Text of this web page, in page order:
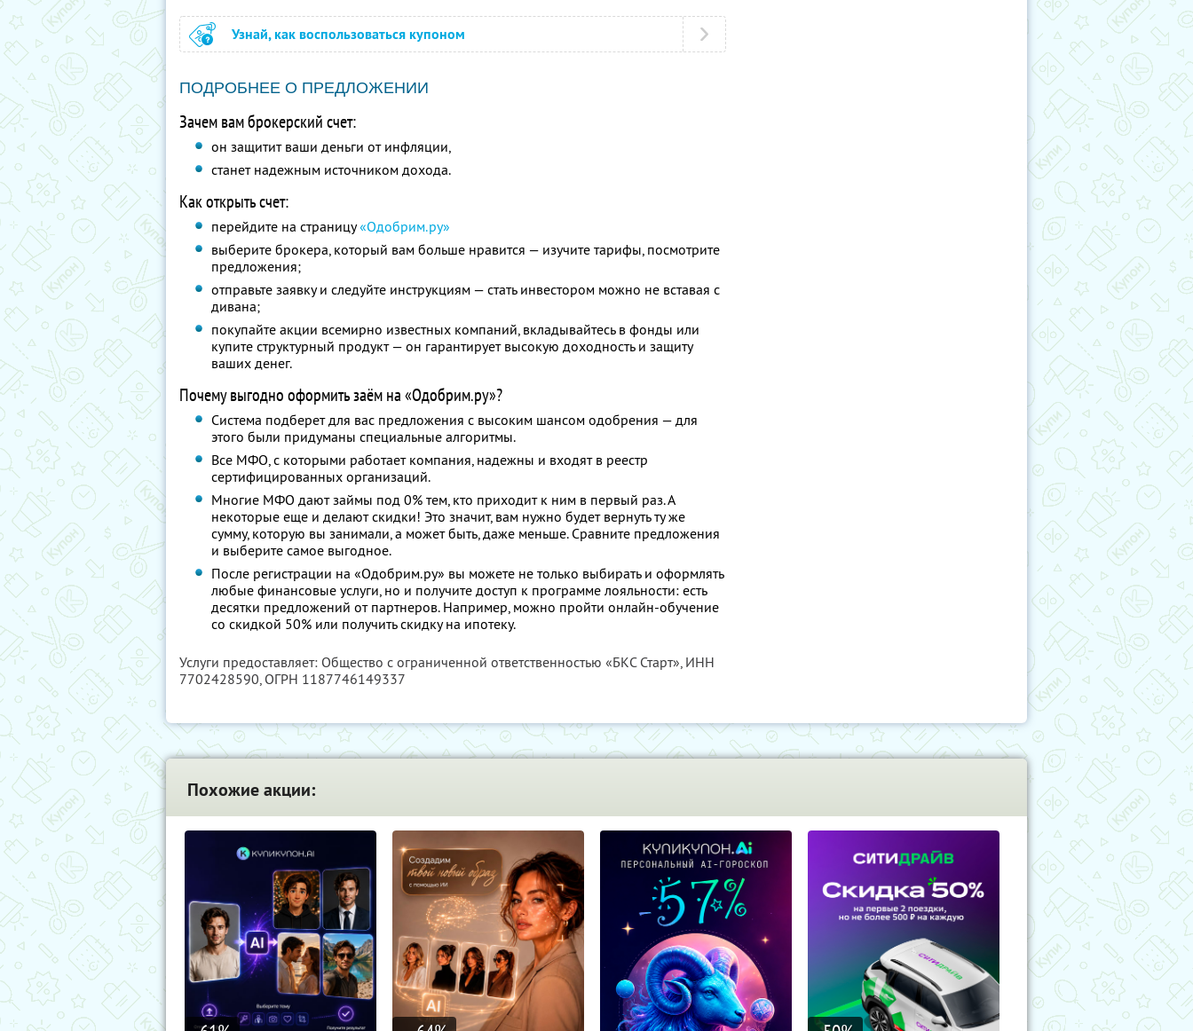
Узнай, как воспользоваться купоном
ПОДРОБНЕЕ О ПРЕДЛОЖЕНИИ
Зачем вам брокерский счет:
он защитит ваши деньги от инфляции,
станет надежным источником дохода.
Как открыть счет:
перейдите на страницу«Одобрим.ру»
выберите брокера, который вам больше нравится — изучите тарифы, посмотрите
предложения;
отправьте заявку и следуйте инструкциям — стать инвестором можно не вставая с
дивана;
покупайте акции всемирно известных компаний, вкладывайтесь в фонды или
купите структурный продукт — он гарантирует высокую доходность и защиту
ваших денег.
Почему выгодно оформить заём на «Одобрим.ру»?
Система подберет для вас предложения с высоким шансом одобрения — для
этого были придуманы специальные алгоритмы.
Все МФО, с которыми работает компания, надежны и входят в реестр
сертифицированных организаций.
Многие МФО дают займы под 0% тем, кто приходит к ним в первый раз. А
некоторые еще и делают скидки! Это значит, вам нужно будет вернуть ту же
сумму, которую вы занимали, а может быть, даже меньше. Сравните предложения
и выберите самое выгодное.
После регистрации на «Одобрим.ру» вы можете не только выбирать и оформлять
любые финансовые услуги, но и получите доступ к программе лояльности: есть
десятки предложений от партнеров. Например, можно пройти онлайн-обучение
со скидкой 50% или получить скидку на ипотеку.
Услуги предоставляет: Общество с ограниченной ответственностью «БКС Старт», ИНН
7702428590, ОГРН 1187746149337
Похожие акции: